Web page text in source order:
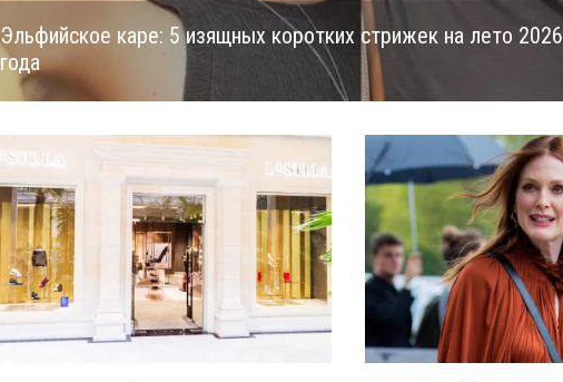
Эльфийское каре: 5 изящных коротких стрижек на лето 2026
года